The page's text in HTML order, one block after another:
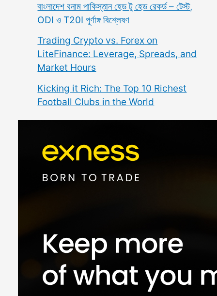
বাংলাদেশ বনাম পাকিস্তান হেড টু হেড রেকর্ড – টেস্ট,
ODI ও T20I পূর্ণাঙ্গ বিশ্লেষণ
Trading Crypto vs. Forex on
LiteFinance: Leverage, Spreads, and
Market Hours
Kicking it Rich: The Top 10 Richest
Football Clubs in the World